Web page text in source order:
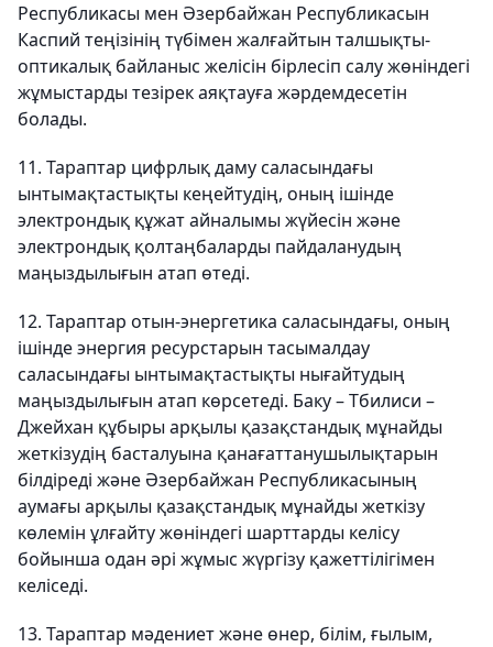
Республикасы мен Әзербайжан Республикасын
Каспий теңізінің түбімен жалғайтын талшықты-
оптикалық байланыс желісін бірлесіп салу жөніндегі
жұмыстарды тезірек аяқтауға жәрдемдесетін
болады.
11. Тараптар цифрлық даму саласындағы
ынтымақтастықты кеңейтудің, оның ішінде
электрондық құжат айналымы жүйесін және
электрондық қолтаңбаларды пайдаланудың
маңыздылығын атап өтеді.
12. Тараптар отын-энергетика саласындағы, оның
ішінде энергия ресурстарын тасымалдау
саласындағы ынтымақтастықты нығайтудың
маңыздылығын атап көрсетеді. Баку – Тбилиси –
Джейхан құбыры арқылы қазақстандық мұнайды
жеткізудің басталуына қанағаттанушылықтарын
білдіреді және Әзербайжан Республикасының
аумағы арқылы қазақстандық мұнайды жеткізу
көлемін ұлғайту жөніндегі шарттарды келісу
бойынша одан әрі жұмыс жүргізу қажеттілігімен
келіседі.
13. Тараптар мәдениет және өнер, білім, ғылым,